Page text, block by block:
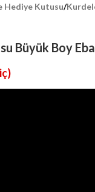
Hediye Kutusu/
Büyük Boy